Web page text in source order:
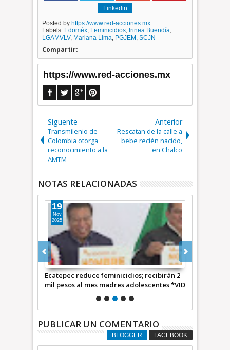
Linkedin
Posted byhttps://www.red-acciones.mx
Labels: Edoméx Feminicidios Irinea Buendía
LGAMVLV, Mariana Lima PGJEM ,SCJN
Compartir:
https://www.red-acciones.mx
Siguente
Transmilenio de
Colombia otorga
reconocimiento a la
AMTM
Anterior
Rescatan de la calle a
bebe recién nacido,
en Chalco
NOTAS RELACIONADAS
Ecatepec reduce feminicidios; recibirán 2
mil pesos al mes madres adolescentes *VID
19
Nov
2025
PUBLICAR UN COMENTARIO
BLOGGER FACEBOOK